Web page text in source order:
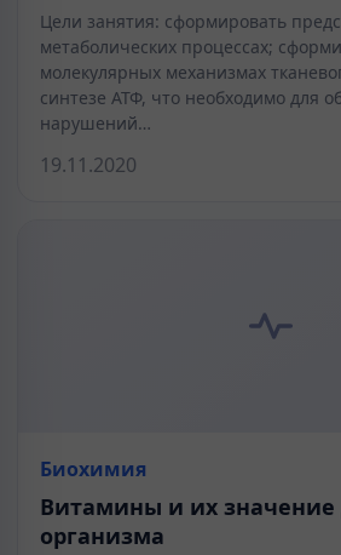
Цели занятия: сформировать
метаболических процессах;
молекулярных механизмах
синтезе АТФ, что необходимо для
нарушений…
19.11.2020
Биохимия
Витамины и их значение
организма